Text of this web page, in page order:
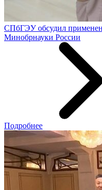
СПбГЭУ обсудил
Минобрнауки России
Подробнее